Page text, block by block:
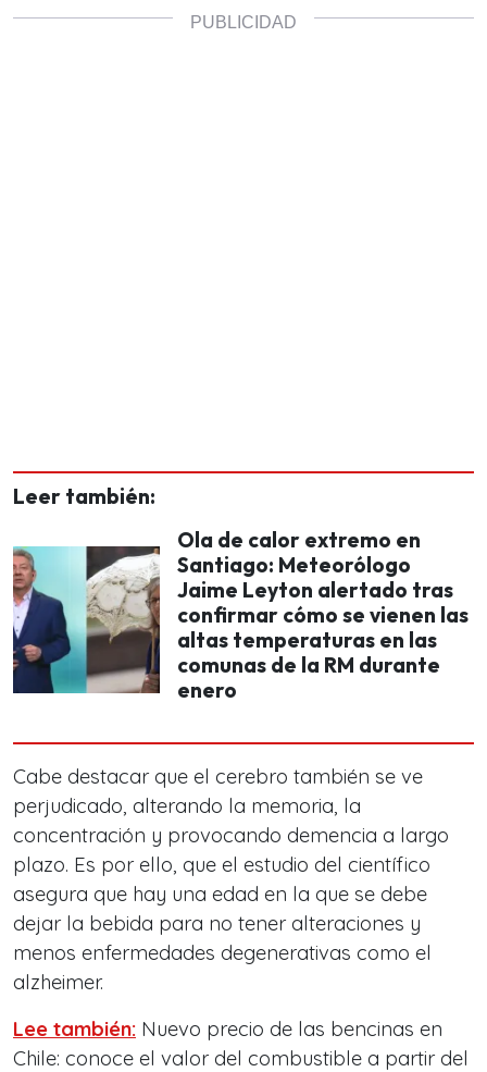
Leer también:
Ola de calor extremo en
Santiago: Meteorólogo
Jaime Leyton alertado tras
confirmar cómo se vienen las
altas temperaturas en las
comunas de la RM durante
enero
Cabe destacar que el cerebro también se ve
perjudicado, alterando la memoria, la
concentración y provocando demencia a largo
plazo. Es por ello, que el estudio del científico
asegura que hay una edad en la que se debe
dejar la bebida para no tener alteraciones y
menos enfermedades degenerativas como el
alzheimer.
Lee también: Nuevo precio de las bencinas en
Chile: conoce el valor del combustible a partir del